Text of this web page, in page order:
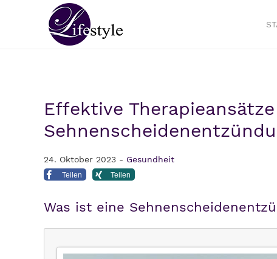
Effektive
24. Oktober 2023 - Gesundheit
Teilen Teilen
Was ist eine